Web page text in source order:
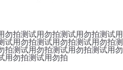
勿拍测试用勿拍测试用勿拍测试用
试用勿拍测试用勿拍测试用勿拍测
拍测试用勿拍测试用勿拍测试用勿
用勿拍测试用勿拍